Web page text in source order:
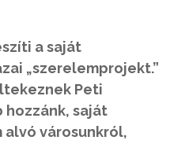
a saját
„szerelemprojekt.”
Peti
hozzánk, saját
alvó városunkról,